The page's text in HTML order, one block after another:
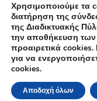
© Εμπορικό και
Ακαδημίας 7, ΤΚ:
Χρησιμοποιούμε τα
διατήρηση της
της Διαδικτυακής
την αποθήκευση
προαιρετικά
για να
cookies.
Αποδοχή όλων